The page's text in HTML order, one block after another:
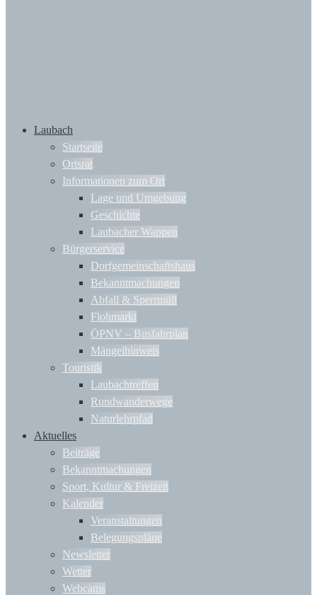
Laubach
Startseite
Ortsrat
Informationen zum Ort
Lage und Umgebung
Geschichte
Laubacher Wappen
Bürgerservice
Dorfgemeinschaftshaus
Bekanntmachungen
Abfall & Sperrmüll
Flohmarkt
ÖPNV – Busfahrplan
Mängelhinweis
Touristik
Laubachtreffen
Rundwanderwege
Naturlehrpfad
Aktuelles
Beiträge
Bekanntmachungen
Sport, Kultur & Freizeit
Kalender
Veranstaltungen
Belegungspläne
Newsletter
Wetter
Webcams